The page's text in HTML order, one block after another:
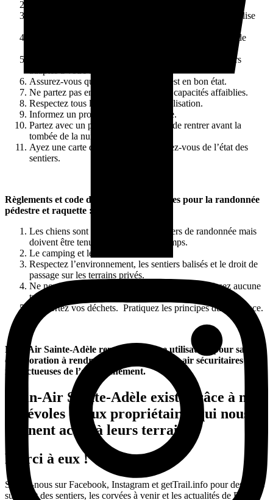
En cas d’accident, composez le 911 et mentionnez la balise
En marchant, identifiez les balises d’urgence et points de
Ne surestimez pas vos capacités; choisissez des sentiers
Assurez-vous que votre équipement est en bon état.
Ne partez pas en randonnée avec des capacités affaiblies.
Respectez tous les panneaux de signalisation.
Informez un proche de votre itinéraire.
Partez avec un partenaire et planifiez de rentrer avant la
tombée de la nuit.
Ayez une carte des sentiers et informez-vous de l’état des
sentiers.
Règlements et code de conduite spécifiques pour la randonnée
pédestre et raquette :
Les chiens sont autorisés sur les sentiers de randonnée mais
doivent être tenus en laisse en tout temps.
Le camping et les feux sont interdits.
Respectez l’environnement, les sentiers balisés et le droit de
passage sur les terrains privés.
Ne nourrissez pas les animaux sauvages et ne laissez aucune
trace de votre passage.
Rapportez vos déchets. Pratiquez les principes du sans trace.
Plein Air Sainte-Adèle remercie chaque utilisateur pour sa
collaboration à rendre les activités de plein air sécuritaires et
respectueuses de l’environnement.
Plein-Air Sainte-Adèle existe grâce à nos
bénévoles et aux propriétaires qui nous
donnent accès à leurs terrains.
Merci à eux !
Suivez-nous sur Facebook, Instagram et getTrail.info pour des infos
sur l’état des sentiers, les corvées à venir et les actualités de Plein-